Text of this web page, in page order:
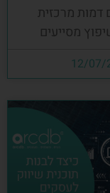
דמות מרכזית
מסייעים